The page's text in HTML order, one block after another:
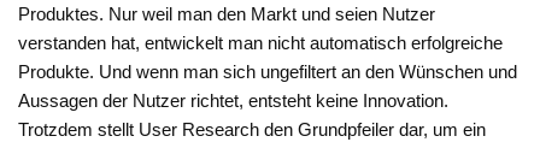
Produktes. Nur weil man den Markt und seien Nutzer
verstanden hat, entwickelt man nicht automatisch erfolgreiche
Produkte. Und wenn man sich ungefiltert an den Wünschen und
Aussagen der Nutzer richtet, entsteht keine Innovation.
Trotzdem stellt User Research den Grundpfeiler dar, um ein